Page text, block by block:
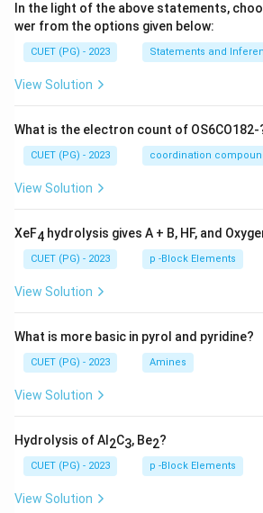
no era por placer, clima o
sus padres enfermos.
Step 3: Analizar las opciones.
- (1) Correcta: Coincide exactamente
- (2) Incorrecta: Los animales
relato, pero no son el motivo del
- (3) Incorrecta: La lluvia comenzó
causa del viaje.
el motivo era la enfermedad de sus
visita familiar común.
Step 4: Conclusión.
que originó todo el trayecto en el que
accidente.
In the light of the above statements,
wer from the options given below:
CUET (PG) - 2023 Statements and
View Solution
What is the electron count of OS6CO182-
CUET (PG) - 2023 coordination
View Solution
XeF4 hydrolysis gives A + B, HF, and
CUET (PG) - 2023 p -Block Elements
View Solution
What is more basic in pyrol and pyridine?
CUET (PG) - 2023 Amines
View Solution
Hydrolysis of Al 2C3, Be2?
CUET (PG) - 2023 p -Block Elements
View Solution